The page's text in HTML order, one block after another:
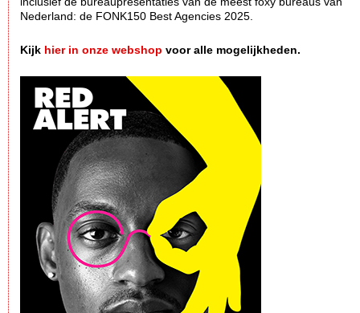
Nederland: de FONK150 Best Agencies 2025.
Kijk hier in onze webshop voor alle mogelijkheden.